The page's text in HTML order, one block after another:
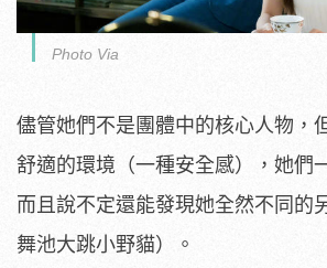
Photo Via
儘管她們不是團體中的核心人物，
舒適的環境（一種安全感），她們
而且說不定還能發現她全然不同的
舞池大跳小野貓）。